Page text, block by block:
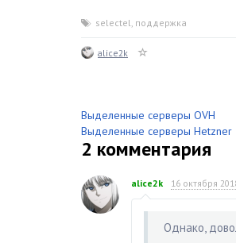
selectel поддержка
alice2k
Выделенные серверы OVH
Выделенные серверы Hetzner
2 комментария
alice2k 16 октября
Однако,